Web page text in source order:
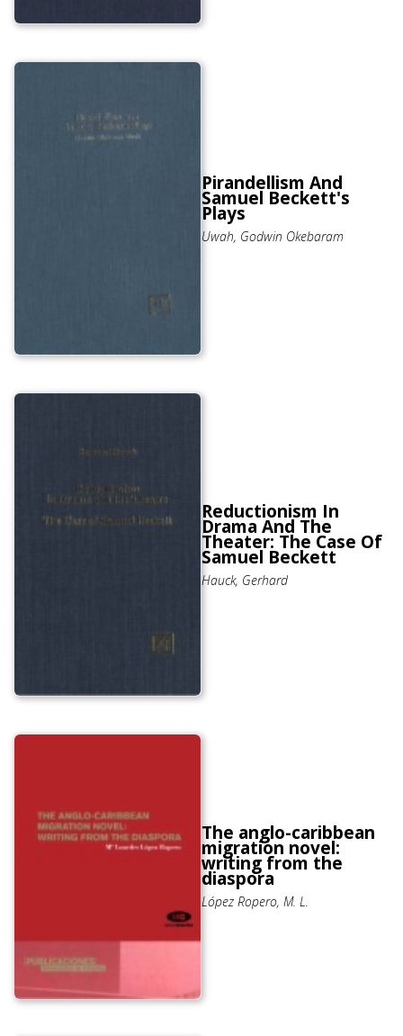
Pirandellism And
Samuel Beckett's
Plays
Uwah, Godwin Okebaram
Reductionism In
Drama And The
Theater: The Case Of
Samuel Beckett
Hauck, Gerhard
The anglo-caribbean
migration novel:
writing from the
diaspora
López Ropero, M. L.